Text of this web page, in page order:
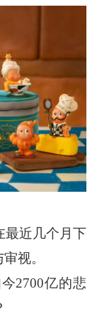
近几个月下
视。
2700亿的悲